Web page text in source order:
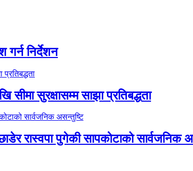
निर्देशन
सुरक्षासम्म साझा प्रतिबद्धता
रास्वपा पुगेकी सापकोटाको सार्वजनिक